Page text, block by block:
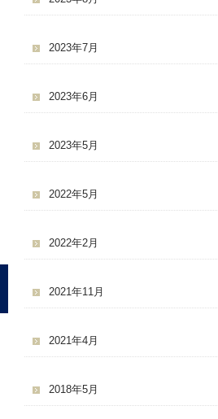
2023年7月
2023年6月
2023年5月
2022年5月
2022年2月
2021年11月
2021年4月
2018年5月